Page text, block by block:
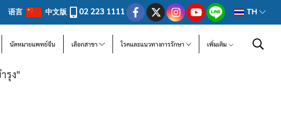
语言 中文版 02 223 1111 TH
นัดหมายแพทย์จีน เลือกสาขา โรคและแนวทางการรักษา เพิ่มเติม
รุง"